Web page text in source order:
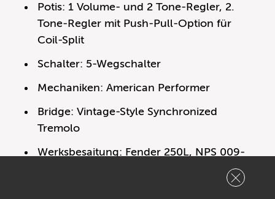
Potis: 1 Volume- und 2 Tone-Regler, 2.
Tone-Regler mit Push-Pull-Option für
Coil-Split
Schalter: 5-Wegschalter
Mechaniken: American Performer
Bridge: Vintage-Style Synchronized
Tremolo
Werksbesaitung: Fender 250L, NPS 009-